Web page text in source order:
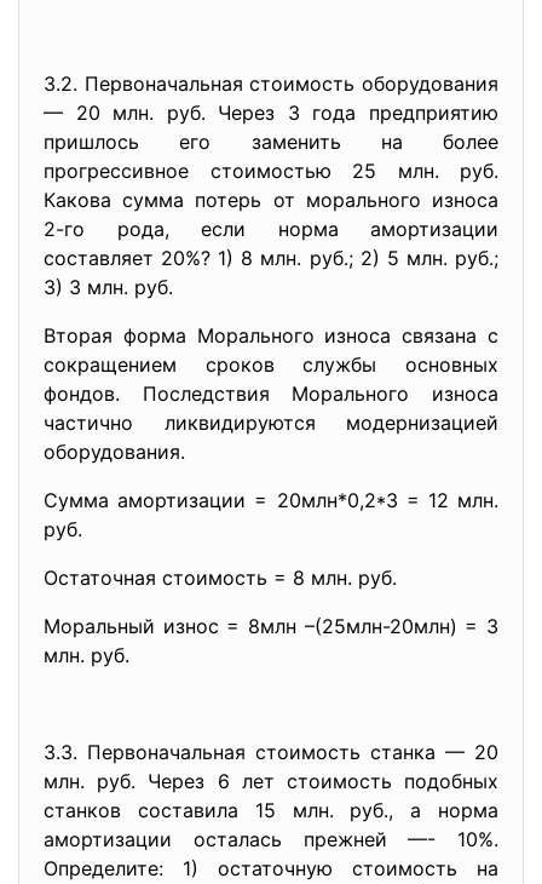
3.2. Первоначальная стоимость оборудования
— 20 млн. руб. Через 3 года предприятию
пришлось его заменить на более
прогрессивное стоимостью 25 млн. руб.
Какова сумма потерь от морального износа
2-го рода, если норма амортизации
составляет 20%? 1) 8 млн. руб.; 2) 5 млн. руб.;
3) 3 млн. руб.
Вторая форма Морального износа связана с
сокращением сроков службы основных
фондов. Последствия Морального износа
частично ликвидируются модернизацией
оборудования.
Сумма амортизации = 20млн*0,2*3 = 12 млн.
руб.
Остаточная стоимость = 8 млн. руб.
Моральный износ = 8млн –(25млн-20млн) = 3
млн. руб.
3.3. Первоначальная стоимость станка — 20
млн. руб. Через 6 лет стоимость подобных
станков составила 15 млн. руб., а норма
амортизации осталась прежней —- 10%.
Определите: 1) остаточную стоимость на